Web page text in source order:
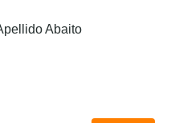
Abaito